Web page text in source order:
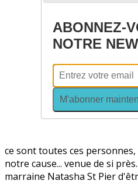
ce sont toutes ces
notre cause... venue de si
marraine Natasha St Pier
ABONNEZ-
NOTRE
M'abonner